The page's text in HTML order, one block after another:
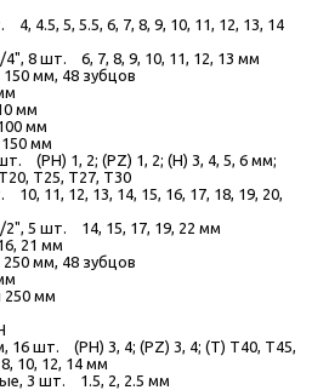
4.5, 5, 5.5, 6, 7, 8, 9, 10, 11, 12, 13, 14
8 шт. 6, 7, 8, 9, 10, 11, 12, 13 мм
мм, 48 зубцов
мм
мм
мм
(РН) 1, 2; (PZ) 1, 2; (H) 3, 4, 5, 6 мм;
Т25, Т27, Т30
11, 12, 13, 14, 15, 16, 17, 18, 19, 20,
2", 5 шт. 14, 15, 17, 19, 22 мм
21 мм
мм, 48 зубцов
мм
16 шт. (РН) 3, 4; (PZ) 3, 4; (T) Т40, Т45,
10, 12, 14 мм
3 шт. 1.5, 2, 2.5 мм